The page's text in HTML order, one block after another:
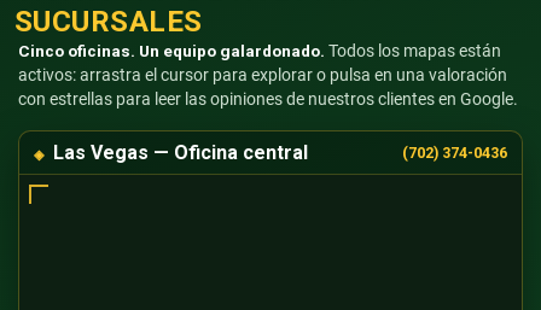
SUCURSALES
Cinco oficinas. Un equipo galardonado. Todos los mapas están
activos: arrastra el cursor para explorar o pulsa en una valoración
con estrellas para leer las opiniones de nuestros clientes en Google.
Las Vegas — Oficina central (702) 374-0436